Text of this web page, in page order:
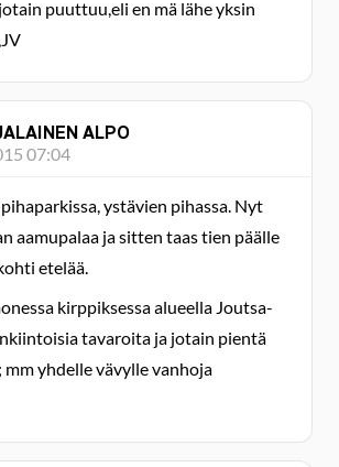
puuttuu,eli en mä lähe yksin
ALPO
07:04
ystävien pihassa. Nyt
aamupalaa ja sitten taas tien päälle
etelää.
kirppiksessa alueella Joutsa-
tavaroita ja jotain pientä
yhdelle vävylle vanhoja